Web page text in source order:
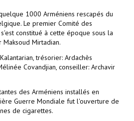
1000 Arméniens rescapés du
Le premier Comité des
constitué à cette époque sous la
Mirtadian.
trésorier: Ardachès
Covandjian, conseiller: Archavir
des Arméniens installés en
Guerre Mondiale fut l'ouverture de
de cigarettes.